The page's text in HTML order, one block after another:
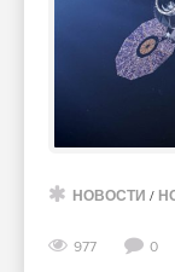
НОВОСТИ /
977 0